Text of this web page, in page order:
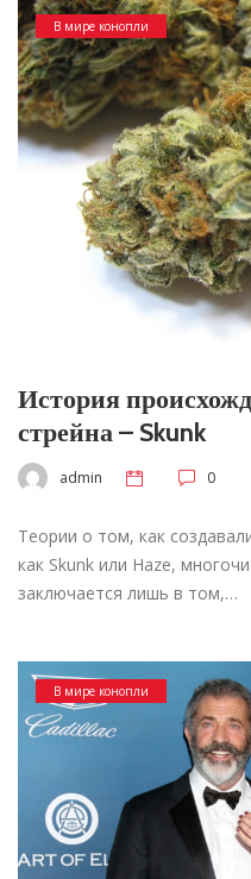
В мире конопли
История
стрейна – Skunk
admin 0
Теории о том, как
как Skunk или Haze,
заключается лишь в том,…
В мире конопли